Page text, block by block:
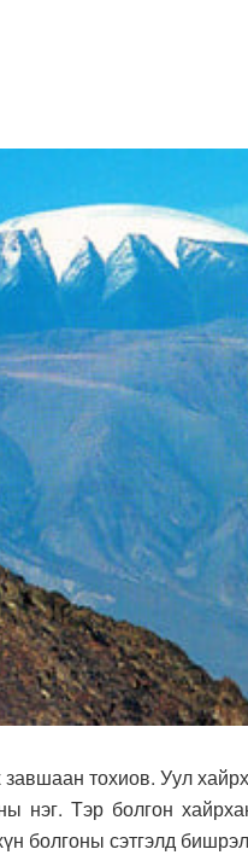
тохиов. Уул
нэг. Тэр болгон
болгоны сэтгэлд